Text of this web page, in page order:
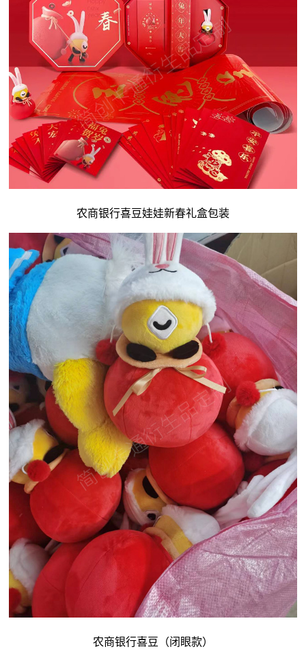
农商银行喜豆娃娃新春礼盒包装
农商银行喜豆（闭眼款）